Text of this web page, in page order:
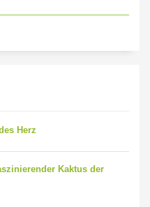
Herz
Kaktus der